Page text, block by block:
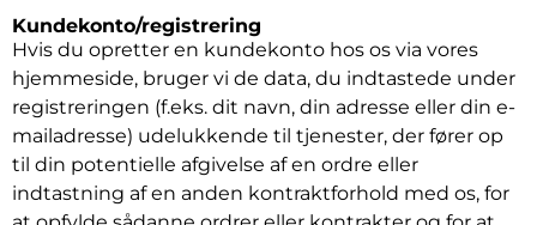
Kundekonto/registrering
Hvis du opretter en kundekonto hos os via vores
hjemmeside, bruger vi de data, du indtastede under
registreringen (f.eks. dit navn, din adresse eller din e-
mailadresse) udelukkende til tjenester, der fører op
til din potentielle afgivelse af en ordre eller
indtastning af en anden kontraktforhold med os, for